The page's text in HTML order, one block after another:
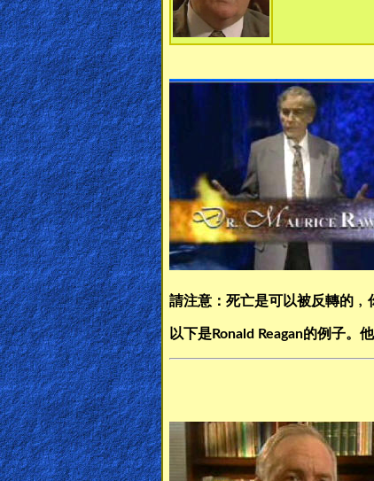
Heaven
Hell
Prayer
Bible/Study
Jesus
Warfare
Revelations
請注意：死亡是可以被反轉的﹐
以下是Ronald Reagan的例子。